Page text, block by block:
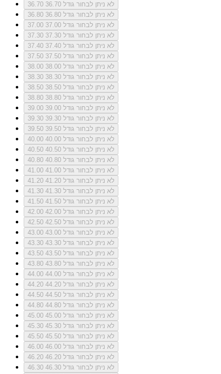
36.70
לא ניתן לבחור גודל 36.70
36.80
לא ניתן לבחור גודל 36.80
37.00
לא ניתן לבחור גודל 37.00
37.30
לא ניתן לבחור גודל 37.30
37.40
לא ניתן לבחור גודל 37.40
37.50
לא ניתן לבחור גודל 37.50
38.00
לא ניתן לבחור גודל 38.00
38.30
לא ניתן לבחור גודל 38.30
38.50
לא ניתן לבחור גודל 38.50
38.80
לא ניתן לבחור גודל 38.80
39.00
לא ניתן לבחור גודל 39.00
39.30
לא ניתן לבחור גודל 39.30
39.50
לא ניתן לבחור גודל 39.50
40.00
לא ניתן לבחור גודל 40.00
40.50
לא ניתן לבחור גודל 40.50
40.80
לא ניתן לבחור גודל 40.80
41.00
לא ניתן לבחור גודל 41.00
41.20
לא ניתן לבחור גודל 41.20
41.30
לא ניתן לבחור גודל 41.30
41.50
לא ניתן לבחור גודל 41.50
42.00
לא ניתן לבחור גודל 42.00
42.50
לא ניתן לבחור גודל 42.50
43.00
לא ניתן לבחור גודל 43.00
43.30
לא ניתן לבחור גודל 43.30
43.50
לא ניתן לבחור גודל 43.50
43.80
לא ניתן לבחור גודל 43.80
44.00
לא ניתן לבחור גודל 44.00
44.20
לא ניתן לבחור גודל 44.20
44.50
לא ניתן לבחור גודל 44.50
44.80
לא ניתן לבחור גודל 44.80
45.00
לא ניתן לבחור גודל 45.00
45.30
לא ניתן לבחור גודל 45.30
45.50
לא ניתן לבחור גודל 45.50
46.00
לא ניתן לבחור גודל 46.00
46.20
לא ניתן לבחור גודל 46.20
46.30
לא ניתן לבחור גודל 46.30